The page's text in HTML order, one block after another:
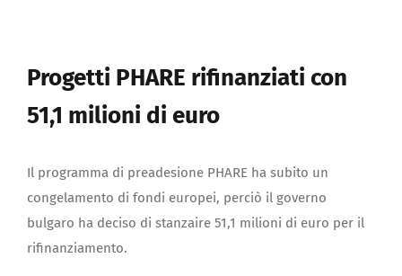
Progetti PHARE rifinanziati con
51,1 milioni di euro
Il programma di preadesione PHARE ha subito un
congelamento di fondi europei, perciò il governo
bulgaro ha deciso di stanzaire 51,1 milioni di euro per il
rifinanziamento.